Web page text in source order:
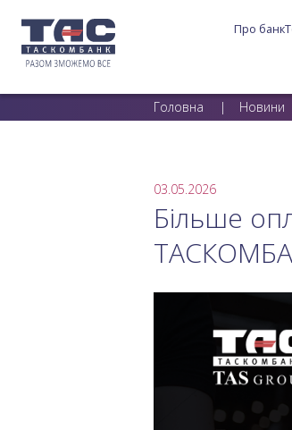
Про банк
Головна Новини
03.05.2026
Більше